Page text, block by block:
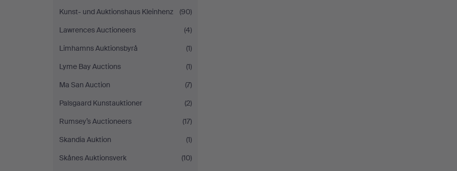
Kunst- und Auktionshaus Kleinhenz
(90)
Lawrences Auctioneers
(4)
Limhamns Auktionsbyrå
(1)
Lyme Bay Auctions
(1)
Ma San Auction
(7)
Palsgaard Kunstauktioner
(2)
Rumsey’s Auctioneers
(17)
Skandia Auktion
(1)
Skånes Auktionsverk
(10)